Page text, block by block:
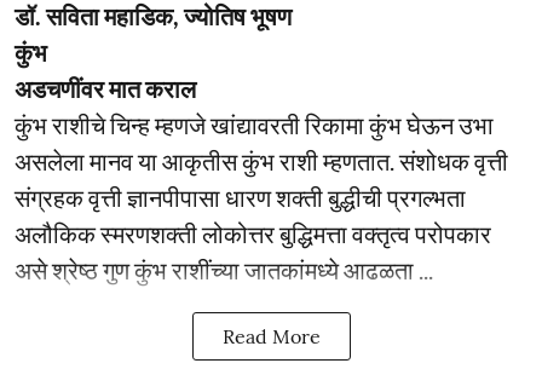
डॉ. सविता महाडिक, ज्योतिष भूषण
कुंभ
अडचणींवर मात कराल
कुंभ राशीचे चिन्ह म्हणजे खांद्यावरती रिकामा कुंभ घेऊन उभा
असलेला मानव या आकृतीस कुंभ राशी म्हणतात. संशोधक वृत्ती
संग्रहक वृत्ती ज्ञानपीपासा धारण शक्ती बुद्धीची प्रगल्भता
अलौकिक स्मरणशक्ती लोकोत्तर बुद्धिमत्ता वक्तृत्व परोपकार
असे श्रेष्ठ गुण कुंभ राशींच्या जातकांमध्ये आढळता ...
Read More